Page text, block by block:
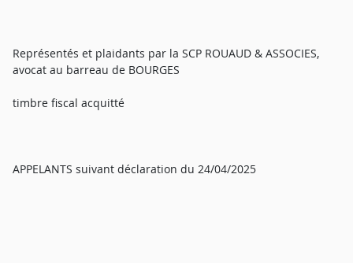
Représentés et plaidants par la SCP ROUAUD & ASSOCIES,
avocat au barreau de BOURGES
timbre fiscal acquitté
APPELANTS suivant déclaration du 24/04/2025